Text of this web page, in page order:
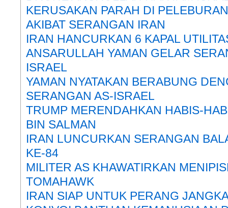
KERUSAKAN PARAH DI
AKIBAT SERANGAN IRAN
IRAN HANCURKAN 6 KAPAL
ANSARULLAH YAMAN GELAR
ISRAEL
YAMAN NYATAKAN BERABUNG
SERANGAN AS-ISRAEL
TRUMP MERENDAHKAN HABIS-
BIN SALMAN
IRAN LUNCURKAN SERANGAN
KE-84
MILITER AS KHAWATIRKAN
TOMAHAWK
IRAN SIAP UNTUK PERANG